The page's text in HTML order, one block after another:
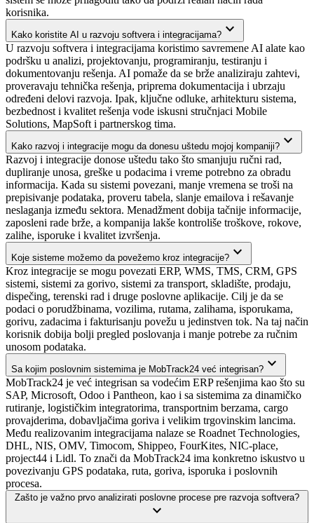
korisnika.
Kako koristite AI u razvoju softvera i integracijama? expand_more
U razvoju softvera i integracijama koristimo savremene AI alate kao
podršku u analizi, projektovanju, programiranju, testiranju i
dokumentovanju rešenja. AI pomaže da se brže analiziraju zahtevi,
proveravaju tehnička rešenja, priprema dokumentacija i ubrzaju
određeni delovi razvoja. Ipak, ključne odluke, arhitekturu sistema,
bezbednost i kvalitet rešenja vode iskusni stručnjaci Mobile
Solutions, MapSoft i partnerskog tima.
Kako razvoj i integracije mogu da donesu uštedu mojoj kompaniji? expand_more
Razvoj i integracije donose uštedu tako što smanjuju ručni rad,
dupliranje unosa, greške u podacima i vreme potrebno za obradu
informacija. Kada su sistemi povezani, manje vremena se troši na
prepisivanje podataka, proveru tabela, slanje emailova i rešavanje
neslaganja između sektora. Menadžment dobija tačnije informacije,
zaposleni rade brže, a kompanija lakše kontroliše troškove, rokove,
zalihe, isporuke i kvalitet izvršenja.
Koje sisteme možemo da povežemo kroz integracije? expand_more
Kroz integracije se mogu povezati ERP, WMS, TMS, CRM, GPS
sistemi, sistemi za gorivo, sistemi za transport, skladište, prodaju,
dispečing, terenski rad i druge poslovne aplikacije. Cilj je da se
podaci o porudžbinama, vozilima, rutama, zalihama, isporukama,
gorivu, zadacima i fakturisanju povežu u jedinstven tok. Na taj način
korisnik dobija bolji pregled poslovanja i manje potrebe za ručnim
unosom podataka.
Sa kojim poslovnim sistemima je MobTrack24 već integrisan? expand_more
MobTrack24 je već integrisan sa vodećim ERP rešenjima kao što su
SAP, Microsoft, Odoo i Pantheon, kao i sa sistemima za dinamičko
rutiranje, logističkim integratorima, transportnim berzama, cargo
provajderima, dobavljačima goriva i velikim trgovinskim lancima.
Među realizovanim integracijama nalaze se Roadnet Technologies,
DHL, NIS, OMV, Timocom, Shippeo, FourKites, NIC-place,
project44 i Lidl. To znači da MobTrack24 ima konkretno iskustvo u
povezivanju GPS podataka, ruta, goriva, isporuka i poslovnih
procesa.
Zašto je važno prvo analizirati poslovne procese pre razvoja softvera?
expand_more